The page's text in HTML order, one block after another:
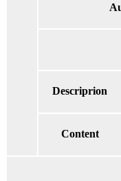
Descriprion
Content